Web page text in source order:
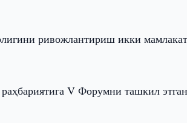
ривожлантириш икки
V Форумни ташкил